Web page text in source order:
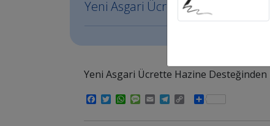
Yeni Asgari Ücrette Hazine
Yeni Asgari Ücrette Hazine Desteğinden
Facebook
TwitterWhatsApp
Message
EmailTelegram
CopyShare